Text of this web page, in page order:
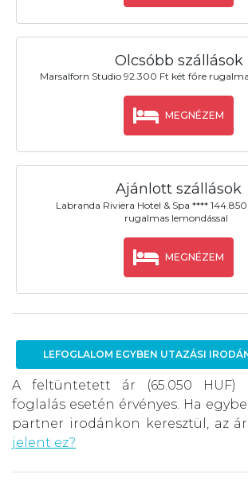
Olcsóbb szállások
Marsalforn Studio 92.300 Ft két főre
MEGNÉZEM
Ajánlott szállások
Labranda Riviera Hotel & Spa ****
rugalmas lemondással
MEGNÉZEM
LEFOGLALOM EGYBEN UTAZÁSI
A feltüntetett ár (65.050 HUF)
foglalás esetén érvényes. Ha
partner irodánkon keresztül, az
jelent ez?